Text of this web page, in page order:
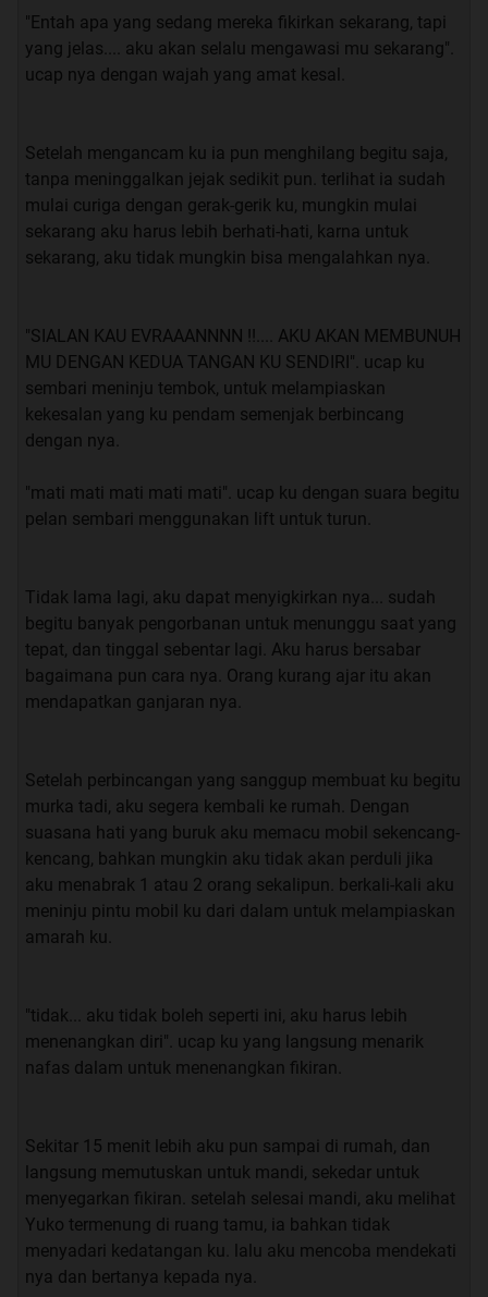
Hidupku. Dan tentu saja aku selalu dapat nilai yang
bagus di setiap mata pelajaran, apa aku jenius? Tidak…
aku hanya orang malas yang tidak ada kerjaan selain
“ssstttt rom.. rom..”. salah seorang teman ku mencoba
berbisik memanggilku.
“Baru dapet info nih, kata nya bakal ada mahasiswi
pindahan dari luar kota, dan kebetulan dia seangkatan
sama kita” ucap FIrman.
“terus urusan nya sama aku apa?” saut ku.
“Denger-denger mahasiswi pindahan itu cakep banget”.
ucap nya yang masih bernada berbisik.
“yee.. kalo ini bukan masalah mau atau gak nya, yang
paling penting itu ada yang bisa bikin mata seger di
kampus”. ucap nya sambil mencboa membayangkan
wajah mahasiswi pindahan itu.
memalingkan wajah dari nya.
Lalu pelajaran yang membosankan ini pun akhir nya
berakhir, aku pun segera membereskan buku-buku ke
dalam tas dan segera pergi ke kantin bersama 2 orang
teman ku. Sesampai nya di kantin kami bertiga pun
hadiri setelah makan siang.
“eh pulang mau maen PS dulu ga di rumah, ?” ucap ku
“boleh aja kebetulan hari ini lagi kosong”. saut FIrman.
“emang nya kamu kapan pernah ga kosong?”. Saut
Alfian menyindir FIrman.
“Behhh pake di tanya… pasti kosong terus sih hehe”.
"Entah apa yang sedang mereka fikirkan sekarang, tapi
yang jelas.... aku akan selalu mengawasi mu sekarang".
ucap nya dengan wajah yang amat kesal.
Setelah mengancam ku ia pun menghilang begitu saja,
tanpa meninggalkan jejak sedikit pun. terlihat ia sudah
mulai curiga dengan gerak-gerik ku, mungkin mulai
sekarang aku harus lebih berhati-hati, karna untuk
sekarang, aku tidak mungkin bisa mengalahkan nya.
"SIALAN KAU EVRAAANNNN !!.... AKU AKAN MEMBUNUH
MU DENGAN KEDUA TANGAN KU SENDIRI". ucap ku
sembari meninju tembok, untuk melampiaskan
kekesalan yang ku pendam semenjak berbincang
dengan nya.
"mati mati mati mati mati". ucap ku dengan suara begitu
pelan sembari menggunakan lift untuk turun.
Tidak lama lagi, aku dapat menyigkirkan nya... sudah
begitu banyak pengorbanan untuk menunggu saat yang
tepat, dan tinggal sebentar lagi. Aku harus bersabar
bagaimana pun cara nya. Orang kurang ajar itu akan
mendapatkan ganjaran nya.
Setelah perbincangan yang sanggup membuat ku begitu
murka tadi, aku segera kembali ke rumah. Dengan
suasana hati yang buruk aku memacu mobil sekencang-
kencang, bahkan mungkin aku tidak akan perduli jika
aku menabrak 1 atau 2 orang sekalipun. berkali-kali aku
meninju pintu mobil ku dari dalam untuk melampiaskan
amarah ku.
"tidak... aku tidak boleh seperti ini, aku harus lebih
menenangkan diri". ucap ku yang langsung menarik
nafas dalam untuk menenangkan fikiran.
Sekitar 15 menit lebih aku pun sampai di rumah, dan
langsung memutuskan untuk mandi, sekedar untuk
menyegarkan fikiran. setelah selesai mandi, aku melihat
Yuko termenung di ruang tamu, ia bahkan tidak
menyadari kedatangan ku. lalu aku mencoba mendekati
nya dan bertanya kepada nya.